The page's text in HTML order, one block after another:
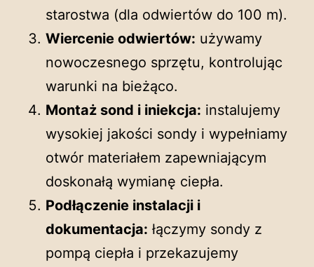
starostwa (dla odwiertów do 100 m).
Wiercenie odwiertów: używamy
nowoczesnego sprzętu, kontrolując
warunki na bieżąco.
Montaż sond i iniekcja: instalujemy
wysokiej jakości sondy i wypełniamy
otwór materiałem zapewniającym
doskonałą wymianę ciepła.
Podłączenie instalacji i
dokumentacja: łączymy sondy z
pompą ciepła i przekazujemy